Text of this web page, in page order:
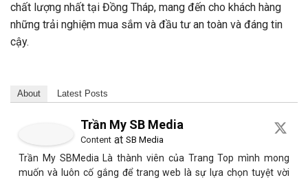
chất lượng nhất tại Đồng Tháp, mang đến cho khách hàng
những trải nghiệm mua sắm và đầu tư an toàn và đáng tin
cậy.
About Latest Posts
Trần My SB Media
Content at SB Media
Trần My SBMedia Là thành viên của Trang Top mình mong
muốn và luôn cố gắng để trang web là sự lựa chọn tuyệt vời